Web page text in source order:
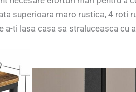
superioara maro rustica, 4
a-ti lasa casa sa straluceasca cu